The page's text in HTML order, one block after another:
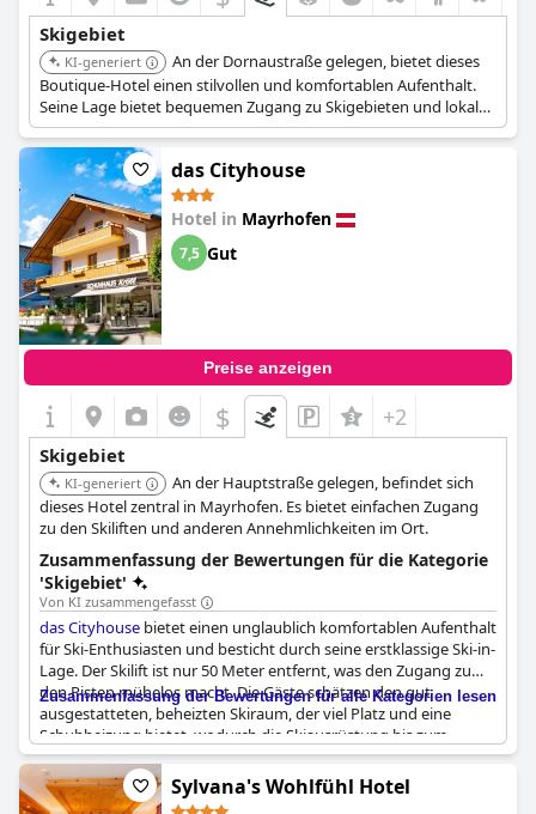
Skigebiet
KI-generiert
An der Dornaustraße gelegen, bietet dieses
Boutique-Hotel einen stilvollen und komfortablen Aufenthalt.
Seine Lage bietet bequemen Zugang zu Skigebieten und lokalen
Attraktionen.
das Cityhouse
Hotel in Mayrhofen
7,5 Gut
Preise anzeigen
$ +2
Skigebiet
KI-generiert
An der Hauptstraße gelegen, befindet sich
dieses Hotel zentral in Mayrhofen. Es bietet einfachen Zugang
zu den Skiliften und anderen Annehmlichkeiten im Ort.
Zusammenfassung der Bewertungen für die Kategorie
'Skigebiet'
Von KI zusammengefasst
das Cityhouse bietet einen unglaublich komfortablen Aufenthalt
für Ski-Enthusiasten und besticht durch seine erstklassige Ski-in-
Lage. Der Skilift ist nur 50 Meter entfernt, was den Zugang zu
den Pisten mühelos macht. Die Gäste schätzen den gut
ausgestatteten, beheizten Skiraum, der viel Platz und eine
Schuhheizung bietet, wodurch die Skiausrüstung bis zum
Morgen immer trocken und warm ist. Die Unterkunft ist auch
strategisch günstig in der Nähe einer Skibushaltestelle gelegen,
was die Erreichbarkeit für Skifahrer weiter verbessert.
Zusammenfassung der Bewertungen für alle Kategorien lesen
Sylvana's Wohlfühl Hotel